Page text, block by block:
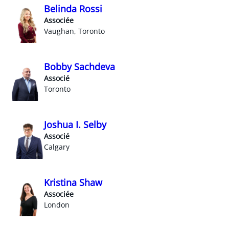
Belinda Rossi
Associée
Vaughan, Toronto
Bobby Sachdeva
Associé
Toronto
Joshua I. Selby
Associé
Calgary
Kristina Shaw
Associée
London